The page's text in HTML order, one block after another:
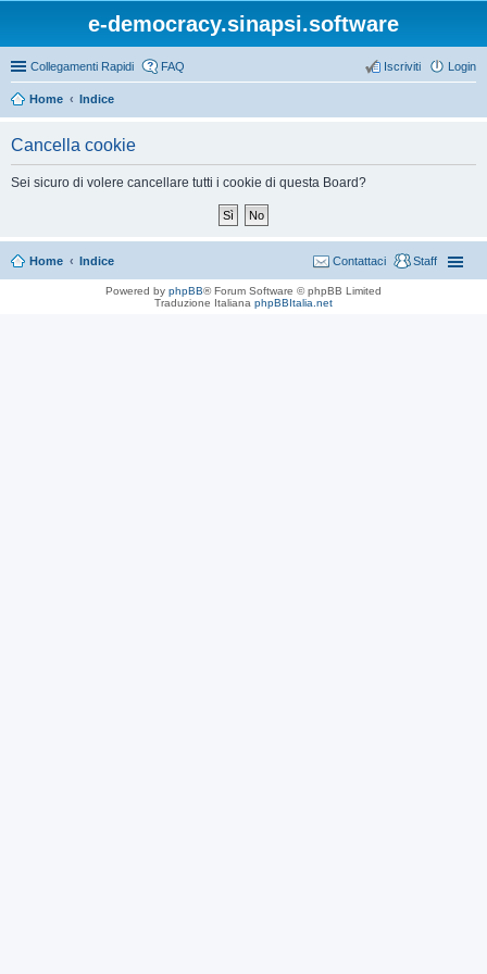
e-democracy.sinapsi.software
Collegamenti Rapidi FAQ Login
Iscriviti
Home Indice
Cancella cookie
Sei sicuro di volere cancellare tutti i cookie di questa Board?
Home Indice Staff
Contattaci
Powered by phpBB® Forum Software © phpBB Limited
Traduzione Italiana phpBBItalia.net